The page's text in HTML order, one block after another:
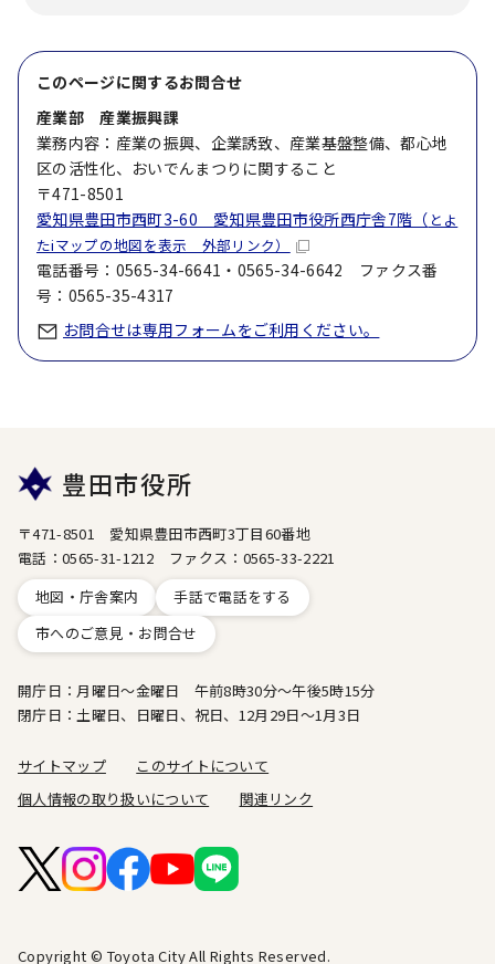
このページに関するお問合せ
産業部 産業振興課
業務内容：産業の振興、企業誘致、産業基盤整備、都心地
区の活性化、おいでんまつりに関すること
〒471-8501
愛知県豊田市西町3-60 愛知県豊田市役所西庁舎7階（ とよ
たiマップの地図を表示 外部リンク）
電話番号：0565-34-6641・0565-34-6642 ファクス番
号：0565-35-4317
お問合せは専用フォームをご利用ください。
豊田市役所
〒471-8501 愛知県豊田市西町3丁目60番地
電話：0565-31-1212 ファクス：0565-33-2221
地図・庁舎案内
手話で電話をする
市へのご意見・お問合せ
開庁日：月曜日～金曜日 午前8時30分～午後5時15分
閉庁日：土曜日、日曜日、祝日、12月29日～1月3日
サイトマップ
このサイトについて
個人情報の取り扱いについて
関連リンク
Copyright © Toyota City All Rights Reserved.